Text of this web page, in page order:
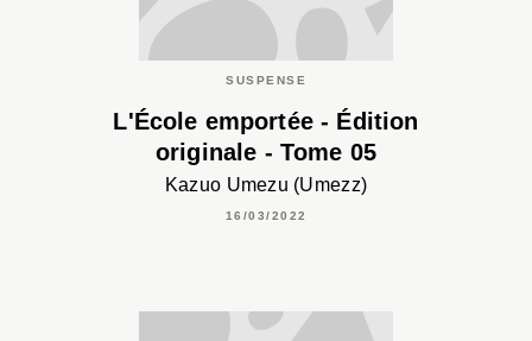
SUSPENSE
L'École emportée - Édition
originale - Tome 05
Kazuo Umezu (Umezz)
16/03/2022